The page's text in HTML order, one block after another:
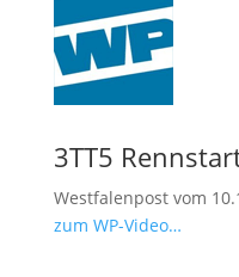
3TT5
Westfalenpost vom
zum WP-Video…